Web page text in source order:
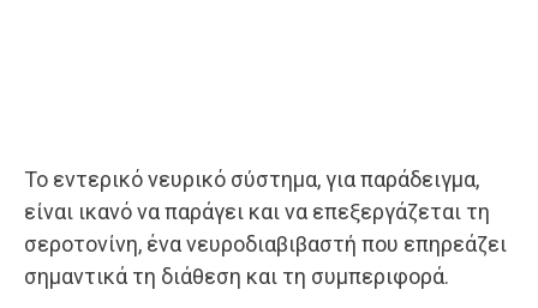
Το εντερικό νευρικό σύστημα, για παράδειγμα,
είναι ικανό να παράγει και να επεξεργάζεται τη
σεροτονίνη, ένα νευροδιαβιβαστή που επηρεάζει
σημαντικά τη διάθεση και τη συμπεριφορά.